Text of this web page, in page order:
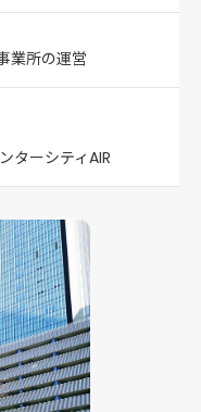
業所の運営
ターシティAIR